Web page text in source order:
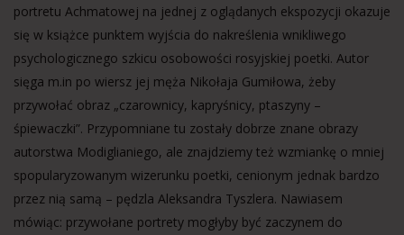
portretu Achmatowej na jednej z oglądanych ekspozycji okazuje
się w książce punktem wyjścia do nakreślenia wnikliwego
psychologicznego szkicu osobowości rosyjskiej poetki. Autor
sięga m.in po wiersz jej męża Nikołaja Gumiłowa, żeby
przywołać obraz „czarownicy, kapryśnicy, ptaszyny –
śpiewaczki”. Przypomniane tu zostały dobrze znane obrazy
autorstwa Modiglianiego, ale znajdziemy też wzmiankę o mniej
spopularyzowanym wizerunku poetki, cenionym jednak bardzo
przez nią samą – pędzla Aleksandra Tyszlera. Nawiasem
mówiąc: przywołane portrety mogłyby być zaczynem do